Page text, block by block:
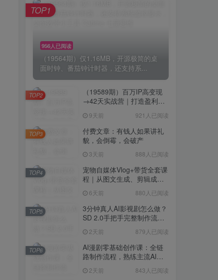
956人已阅读
（19564期）仅1.16MB，开源极简的桌
面时钟、番茄钟计时器，还支持系...
TOP1
（19589期）百万IP高变现
→42天实战营｜打造盈利赚
域转化批量成交积累客户案
例
9天前 921人已阅读
TOP2
付费文章：有钱人如果讲礼
貌，会倒霉，会破产
3天前 888人已阅读
TOP3
宠物自媒体Vlog+带货全套课
程｜从图文生成、剪辑成片
6天前 880人已阅读
TOP4
3分钟真人AI影视剧怎么做？
SD 2.0手把手完整制作流程
无限生成
2天前 879人已阅读
TOP5
AI漫剧零基础创作课：全链
路制作流程，熟练主流AI工
2天前 843人已阅读
TOP6